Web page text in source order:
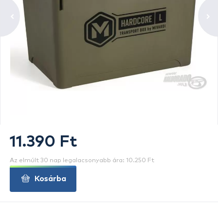
11.390 Ft
Az elmúlt 30 nap legalacsonyabb ára: 10.250 Ft
Kosárba